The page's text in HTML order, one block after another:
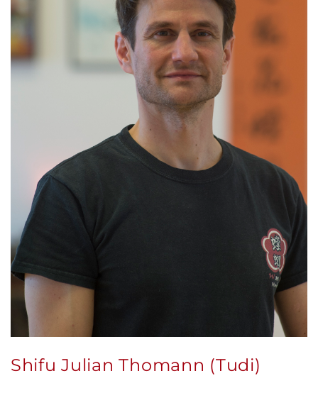
Shifu Julian Thomann (Tudi)